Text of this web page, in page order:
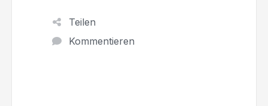
Teilen
Kommentieren